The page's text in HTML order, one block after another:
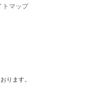
トマップ
ります。